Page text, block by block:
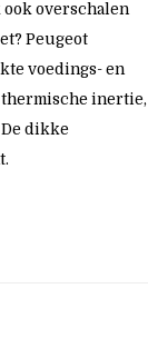
ook overschalen
Peugeot
voedings- en
thermische inertie,
dikke